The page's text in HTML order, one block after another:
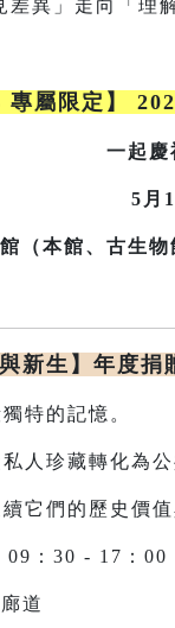
差異」走向「理
專屬限定】
一起慶
5月
（本館、古生
新生】年度捐
的記憶。
珍藏轉化為公
它們的歷史價值
：30 - 17：00
道